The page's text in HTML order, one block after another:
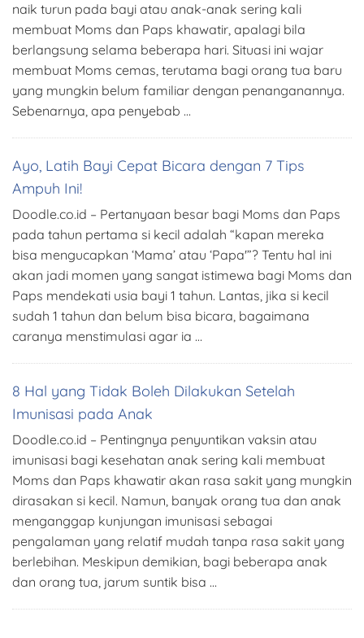
naik turun pada bayi atau anak-anak sering kali
membuat Moms dan Paps khawatir, apalagi bila
berlangsung selama beberapa hari. Situasi ini wajar
membuat Moms cemas, terutama bagi orang tua baru
yang mungkin belum familiar dengan penanganannya.
Sebenarnya, apa penyebab …
Ayo, Latih Bayi Cepat Bicara dengan 7 Tips
Ampuh Ini!
Doodle.co.id – Pertanyaan besar bagi Moms dan Paps
pada tahun pertama si kecil adalah “kapan mereka
bisa mengucapkan ‘Mama’ atau ‘Papa'”? Tentu hal ini
akan jadi momen yang sangat istimewa bagi Moms dan
Paps mendekati usia bayi 1 tahun. Lantas, jika si kecil
sudah 1 tahun dan belum bisa bicara, bagaimana
caranya menstimulasi agar ia …
8 Hal yang Tidak Boleh Dilakukan Setelah
Imunisasi pada Anak
Doodle.co.id – Pentingnya penyuntikan vaksin atau
imunisasi bagi kesehatan anak sering kali membuat
Moms dan Paps khawatir akan rasa sakit yang mungkin
dirasakan si kecil. Namun, banyak orang tua dan anak
menganggap kunjungan imunisasi sebagai
pengalaman yang relatif mudah tanpa rasa sakit yang
berlebihan. Meskipun demikian, bagi beberapa anak
dan orang tua, jarum suntik bisa …